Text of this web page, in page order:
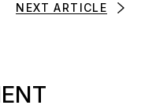
NEXT ARTICLE